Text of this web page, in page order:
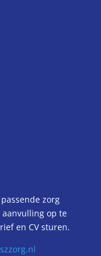
zorg
op te
en CV sturen.